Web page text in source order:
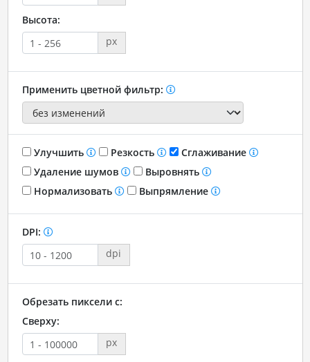
Высота:
px
Применить цветной фильтр:
Улучшить Резкость
Сглаживание
Удаление шумов
Выровнять
Нормализовать
Выпрямление
DPI:
dpi
Обрезать пиксели с:
Сверху:
px